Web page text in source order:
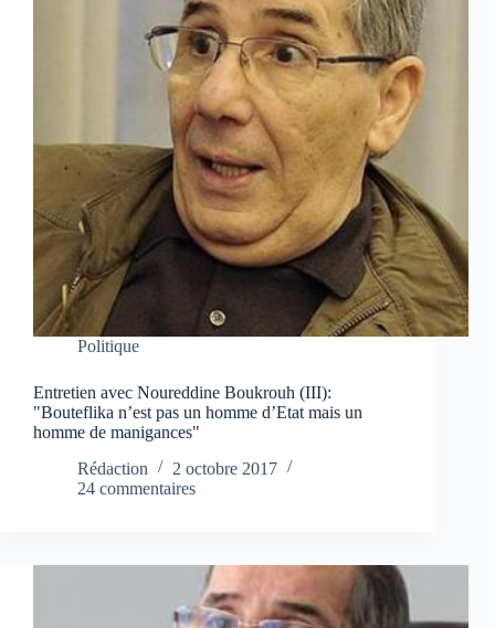
Politique
Entretien avec Noureddine Boukrouh (III):
"Bouteflika n’est pas un homme d’Etat mais un
homme de manigances"
Rédaction
2 octobre 2017
24 commentaires